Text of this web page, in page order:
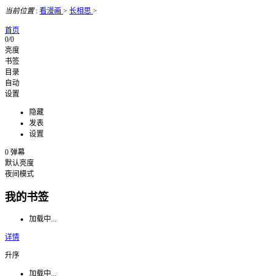
当前位置: 看漫画 > 长相思 >
首页
0/0
亮度
书签
目录
自动
设置
隐藏
发表
设置
0 弹幕
默认亮度
夜间模式
我的书签
加载中...
详情
升序
加载中...